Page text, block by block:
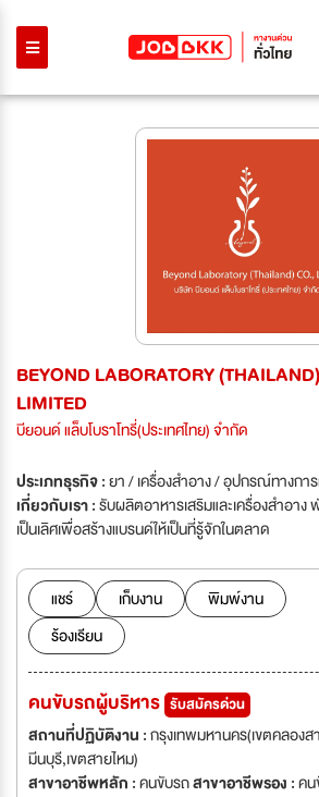
BEYOND LABORATORY
LIMITED
บียอนด์ แล็บโบราโทรี่(ประเทศไทย) จำกัด
ประเภทธุรกิจ :ยา / เครื่องสำอาง / อุปกรณ์ทางกา
เกี่ยวกับเรา :รับผลิตอาหารเสริมและเครื่องสำอ
เป็นเลิศเพื่อสร้างแบรนด์ให้เป็นที่รู้จักในตลาด
แชร์ เก็บงาน
พิมพ์งาน
ร้องเรียน
คนขับรถผู้บริหาร รับสมัครด่วน
สถานที่ปฏิบัติงาน :กรุงเทพมหานคร(เขตคลองส
มีนบุรี,เขตสายไหม)
สาขาอาชีพหลัก :คนขับรถสาขาอาชีพรอง :ค